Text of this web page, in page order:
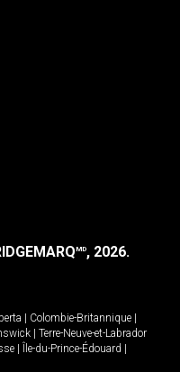
MD, 2026.
Colombie-Britannique
Terre-Neuve-et-Labrador
Île-du-Prince-Édouard